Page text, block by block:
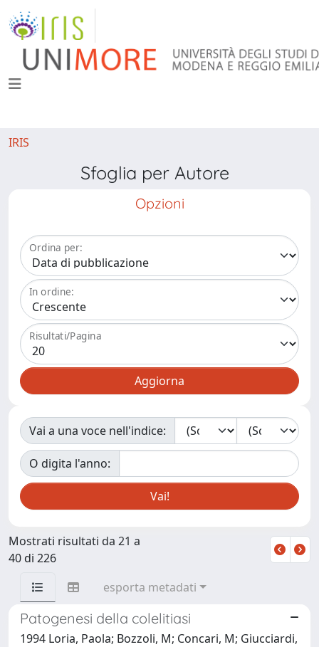
IRIS
Sfoglia per Autore
Opzioni
Ordina per:
In ordine:
Risultati/Pagina
Vai a una voce nell'indice:
O digita l'anno:
Mostrati risultati da 21 a
40 di 226
esporta metadati
Patogenesi della colelitiasi
1994 Loria, Paola; Bozzoli, M; Concari, M; Giucciardi,